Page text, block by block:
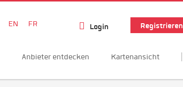
EN FR Login Registrieren
Anbieter entdecken Kartenansicht